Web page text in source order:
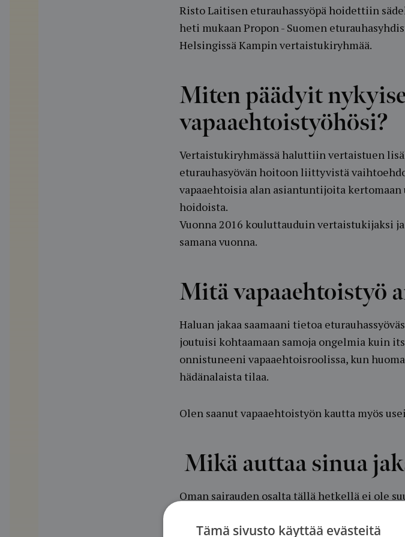
Risto Laitisen eturauhassyöpä hoidettiin
heti mukaan Propon - Suomen
Helsingissä Kampin vertaistukiryhmää.
Miten päädyit
vapaaehtoistyöhösi?
Vertaistukiryhmässä haluttiin vertaistuen
eturauhasyövän hoitoon liittyvistä
vapaaehtoisia alan asiantuntijoita kertomaan
hoidoista.
Vuonna 2016 kouluttauduin vertaistukijaksi
samana vuonna.
Mitä vapaaehtoistyö
Haluan jakaa saamaani tietoa
joutuisi kohtaamaan samoja ongelmia kuin
onnistuneeni vapaaehtoisroolissa, kun
hädänalaista tilaa.
Olen saanut vapaaehtoistyön kautta myös
Mikä auttaa sinua
Oman sairauden osalta tällä hetkellä ei ole
muassa asiantuntijavierailuja.
Tämä sivusto käyttää evästeitä